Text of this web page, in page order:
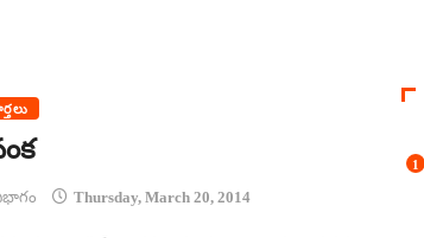
Thursday, March 20, 2014
1